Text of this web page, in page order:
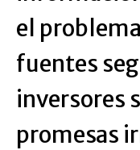
el
fuentes
inversores
promesas